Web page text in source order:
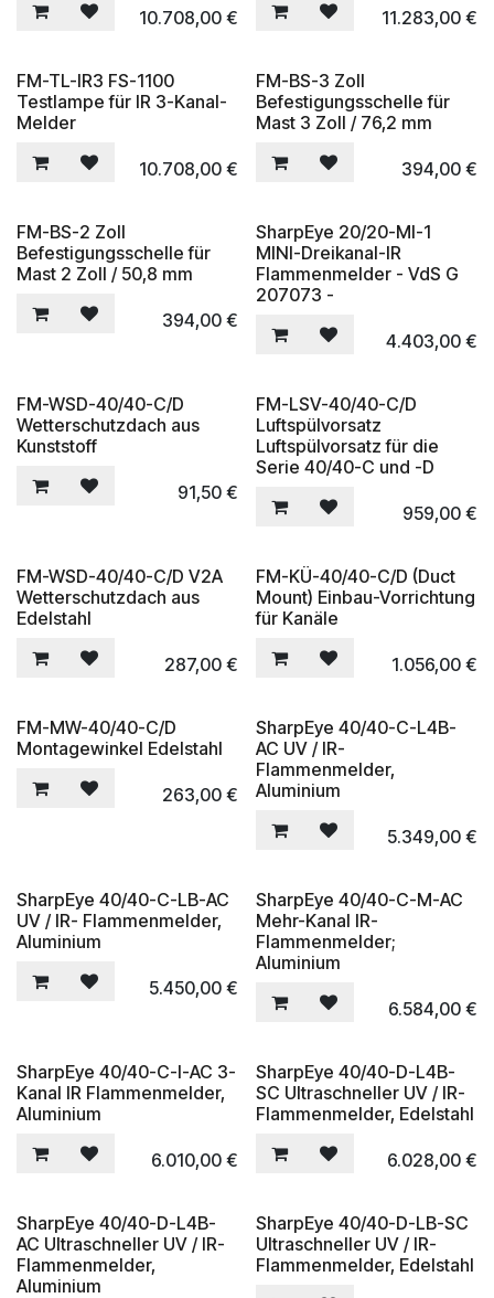
10.708,00€ 11.283,00€
FM-TL-IR3 FS-1100
Testlampe für IR 3-Kanal-
Melder
10.708,00€
FM-BS-3 Zoll
Befestigungsschelle für
Mast 3 Zoll / 76,2 mm
394,00€
FM-BS-2 Zoll
Befestigungsschelle für
Mast 2 Zoll / 50,8 mm
394,00€
SharpEye 20/20-MI-1
MINI-Dreikanal-IR
Flammenmelder - VdS G
207073 -
4.403,00€
FM-WSD-40/40-C/D
Wetterschutzdach aus
Kunststoff
91,50€
FM-LSV-40/40-C/D
Luftspülvorsatz
Luftspülvorsatz für die
Serie 40/40-C und -D
959,00€
FM-WSD-40/40-C/D V2A
Wetterschutzdach aus
Edelstahl
287,00€
FM-KÜ-40/40-C/D (Duct
Mount) Einbau-Vorrichtung
für Kanäle
1.056,00€
FM-MW-40/40-C/D
Montagewinkel Edelstahl
263,00€
SharpEye 40/40-C-L4B-
AC UV / IR-
Flammenmelder,
Aluminium
5.349,00€
SharpEye 40/40-C-LB-AC
UV / IR- Flammenmelder,
Aluminium
5.450,00€
SharpEye 40/40-C-M-AC
Mehr-Kanal IR-
Flammenmelder;
Aluminium
6.584,00€
SharpEye 40/40-C-I-AC 3-
Kanal IR Flammenmelder,
Aluminium
6.010,00€
SharpEye 40/40-D-L4B-
SC Ultraschneller UV / IR-
Flammenmelder, Edelstahl
6.028,00€
SharpEye 40/40-D-L4B-
AC Ultraschneller UV / IR-
Flammenmelder,
Aluminium
SharpEye 40/40-D-LB-SC
Ultraschneller UV / IR-
Flammenmelder, Edelstahl